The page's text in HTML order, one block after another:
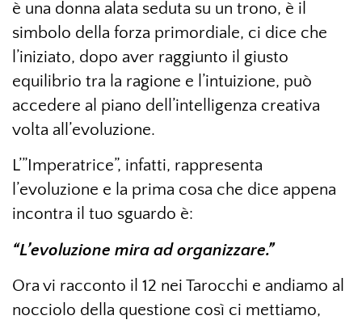
è una donna alata seduta su un trono, è il
simbolo della forza primordiale, ci dice che
l’iniziato, dopo aver raggiunto il giusto
equilibrio tra la ragione e l’intuizione, può
accedere al piano dell’intelligenza creativa
volta all’evoluzione.
L’”Imperatrice”, infatti, rappresenta
l’evoluzione e la prima cosa che dice appena
incontra il tuo sguardo è:
“L’evoluzione mira ad organizzare.”
Ora vi racconto il 12 nei Tarocchi e andiamo al
nocciolo della questione così ci mettiamo,